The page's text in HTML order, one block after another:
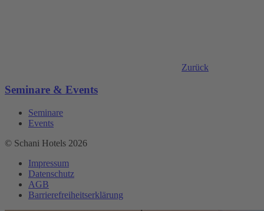
Zurück
Seminare & Events
Seminare
Events
© Schani Hotels 2026
Impressum
Datenschutz
AGB
Barrierefreiheitserklärung